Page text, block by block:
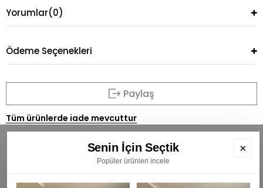
Yorumlar(0)
Ödeme Seçenekleri
Paylaş
Tüm ürünlerde iade mevcuttur
Senin İçin Seçtik
Popüler ürünleri incele
×